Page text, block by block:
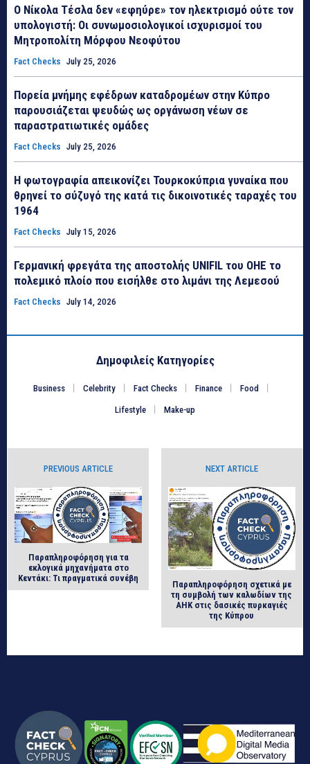
Ο Νίκολα Τέσλα δεν «εφηύρε» τον ηλεκτρισμό ούτε τον
υπολογιστή: Οι συνωμοσιολογικοί ισχυρισμοί του
Μητροπολίτη Μόρφου Νεοφύτου
Fact Checks July 25, 2026
Πορεία μνήμης εφέδρων καταδρομέων στην Κύπρο
παρουσιάζεται ψευδώς ως οργάνωση νέων σε
παραστρατιωτικές ομάδες
Fact Checks July 25, 2026
Η φωτογραφία απεικονίζει Τουρκοκύπρια γυναίκα που
θρηνεί το σύζυγό της κατά τις δικοινοτικές ταραχές του
1964
Fact Checks July 15, 2026
Γερμανική φρεγάτα της αποστολής UNIFIL του ΟΗΕ το
πολεμικό πλοίο που εισήλθε στο λιμάνι της Λεμεσού
Fact Checks July 14, 2026
Δημοφιλείς Κατηγορίες
Business Celebrity Fact Checks Finance Food
Lifestyle Make-up
PREVIOUS ARTICLE
Παραπληροφόρηση για τα
εκλογικά μηχανήματα στο
Κεντάκι: Τι πραγματικά συνέβη
NEXT ARTICLE
Παραπληροφόρηση σχετικά με
τη συμβολή των καλωδίων της
ΑΗΚ στις δασικές πυρκαγιές
της Κύπρου